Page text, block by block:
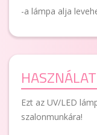
-a lámpa alja
Ezt az UV/LED
szalonmunkára!